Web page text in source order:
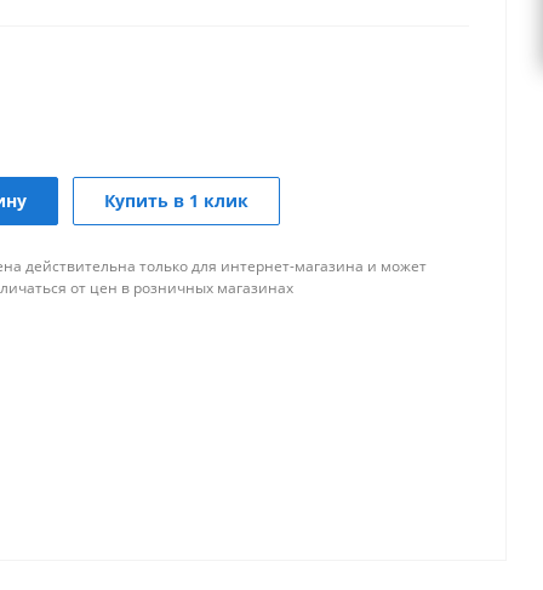
Купить в 1 клик
действительна только для интернет-магазина и может
от цен в розничных магазинах